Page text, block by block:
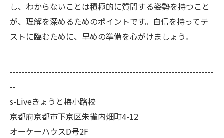
し、わからないことは積極的に質問する姿勢を持つこと
が、理解を深めるためのポイントです。自信を持ってテ
ストに臨むために、早めの準備を心がけましょう。
--------------------------------------------------------------------
--
s-Liveきょうと梅小路校
京都府京都市下京区朱雀内畑町4-12
オーケーハウスD号2F